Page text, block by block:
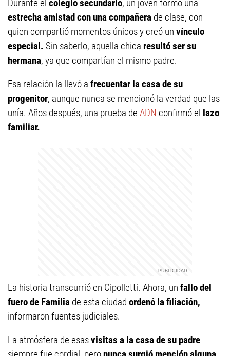
Durante el colegio secundario, un joven formó una
estrecha amistad con una compañera de clase, con
quien compartió momentos únicos y creó un vínculo
especial. Sin saberlo, aquella chica resultó ser su
hermana, ya que compartían el mismo padre.
Esa relación la llevó a frecuentar la casa de su
progenitor, aunque nunca se mencionó la verdad que las
unía. Años después, una prueba de ADN confirmó el lazo
familiar.
La historia transcurrió en Cipolletti. Ahora, un fallo del
fuero de Familia de esta ciudad ordenó la filiación,
informaron fuentes judiciales.
La atmósfera de esasvisitas a la casa de su padre